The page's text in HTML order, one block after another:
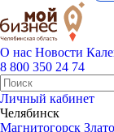
О нас Новости
8 800 350 24 74
Личный кабинет
Челябинск
Магнитогорск